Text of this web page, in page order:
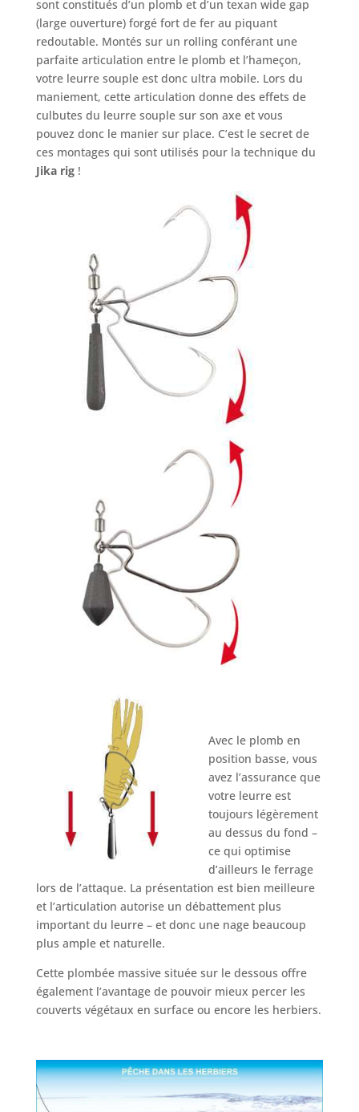
sont constitués d’un plomb et d’un texan wide gap
(large ouverture) forgé fort de fer au piquant
redoutable. Montés sur un rolling conférant une
parfaite articulation entre le plomb et l’hameçon,
votre leurre souple est donc ultra mobile. Lors du
maniement, cette articulation donne des effets de
culbutes du leurre souple sur son axe et vous
pouvez donc le manier sur place. C’est le secret de
ces montages qui sont utilisés pour la technique du
Jika rig!
Avec le plomb en
position basse, vous
avez l’assurance que
votre leurre est
toujours légèrement
au dessus du fond –
ce qui optimise
d’ailleurs le ferrage
lors de l’attaque. La présentation est bien meilleure
et l’articulation autorise un débattement plus
important du leurre – et donc une nage beaucoup
plus ample et naturelle.
Cette plombée massive située sur le dessous offre
également l’avantage de pouvoir mieux percer les
couverts végétaux en surface ou encore les herbiers.